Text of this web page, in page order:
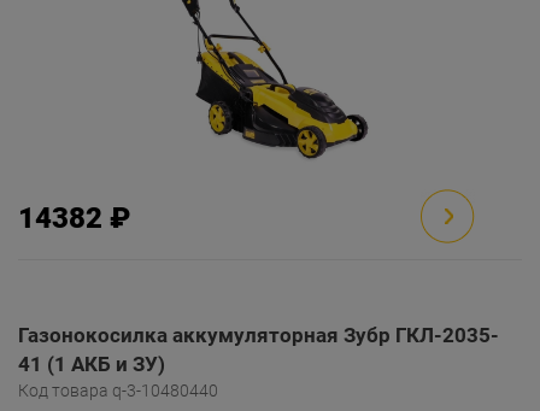
14382 ₽
Газонокосилка аккумуляторная Зубр ГКЛ-2035-
41 (1 АКБ и ЗУ)
Код товара q-3-10480440